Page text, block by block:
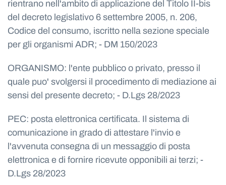
rientrano nell'ambito di applicazione del Titolo II-bis
del decreto legislativo 6 settembre 2005, n. 206,
Codice del consumo, iscritto nella sezione speciale
per gli organismi ADR; - DM 150/2023
ORGANISMO: l'ente pubblico o privato, presso il
quale puo' svolgersi il procedimento di mediazione ai
sensi del presente decreto; - D.Lgs 28/2023
PEC: posta elettronica certificata. Il sistema di
comunicazione in grado di attestare l'invio e
l'avvenuta consegna di un messaggio di posta
elettronica e di fornire ricevute opponibili ai terzi; -
D.Lgs 28/2023